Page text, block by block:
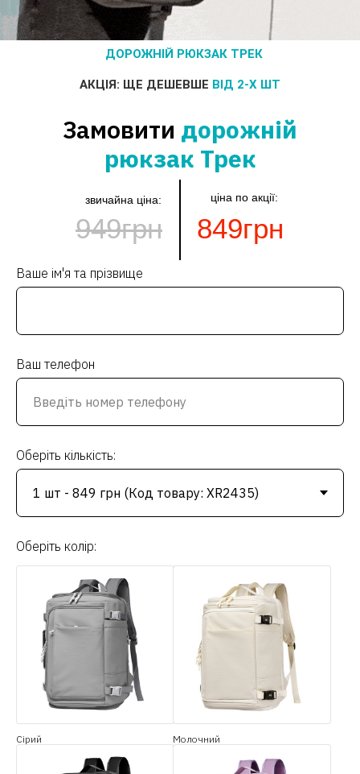
ДОРОЖНІЙ РЮКЗАК ТРЕК
АКЦІЯ: ЩЕ ДЕШЕВШЕ ВІД 2-Х ШТ
Замовити дорожній
рюкзак Трек
звичайна ціна:
949грн 849грн
ціна по акції:
Ваше ім'я та прізвище
Ваш телефон
Оберіть кількість:
Оберіть колір:
Сірий Молочний